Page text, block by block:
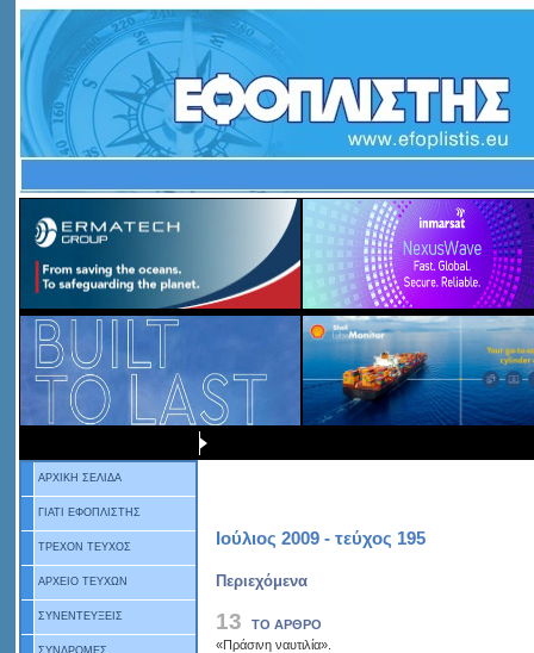
ΑΡΧΙΚΗ ΣΕΛΙΔΑ
ΓΙΑΤΙ ΕΦΟΠΛΙΣΤΗΣ
ΤΡΕΧΟΝ ΤΕΥΧΟΣ
ΑΡΧΕΙΟ ΤΕΥΧΩΝ
ΣΥΝΕΝΤΕΥΞΕΙΣ
Ιούλιος 2009 - τεύχος 195
Περιεχόμενα
13
ΤΟ ΑΡΘΡΟ
«Πράσινη ναυτιλία».